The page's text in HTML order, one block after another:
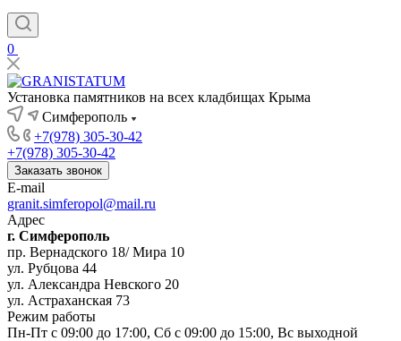
0
Установка памятников на всех кладбищах Крыма
Симферополь
+7(978) 305-30-42
+7(978) 305-30-42
Заказать звонок
E-mail
granit.simferopol@mail.ru
Адрес
г. Симферополь
пр. Вернадского 18/ Мира 10
ул. Рубцова 44
ул. Александра Невского 20
ул. Астраханская 73
Режим работы
Пн-Пт с 09:00 до 17:00, Сб с 09:00 до 15:00, Вс выходной